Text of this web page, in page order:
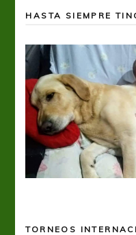
HASTA SIEMPRE
TORNEOS